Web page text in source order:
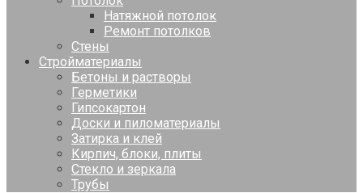
Натяжной потолок
Ремонт потолков
Стены
Стройматериалы
Бетоны и растворы
Герметики
Гипсокартон
Доски и пиломатериалы
Затирка и клей
Кирпич, блоки, плиты
Стекло и зеркала
Трубы